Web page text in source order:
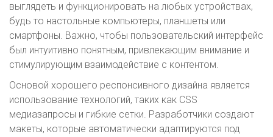
выглядеть и функционировать на любых устройствах,
будь то настольные компьютеры, планшеты или
смартфоны. Важно, чтобы пользовательский интерфейс
был интуитивно понятным, привлекающим внимание и
стимулирующим взаимодействие с контентом.
Основой хорошего респонсивного дизайна является
использование технологий, таких как CSS
медиазапросы и гибкие сетки. Разработчики создают
макеты, которые автоматически адаптируются под